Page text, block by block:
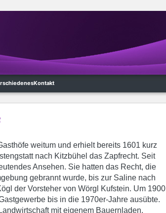
Kontakt
weitum und erhielt bereits 1601 kurz
nach Kitzbühel das Zapfrecht. Seit
Ansehen. Sie hatten das Recht, die
gebrannt wurde, bis zur Saline nach
der Vorsteher von Wörgl Kufstein. Um 1900
bis in die 1970er-Jahre ausübte.
mit eigenem Bauernladen.